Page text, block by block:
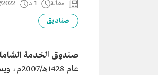
مقالة 1 د 2022
صناديق
صندوق الخدمة
عام